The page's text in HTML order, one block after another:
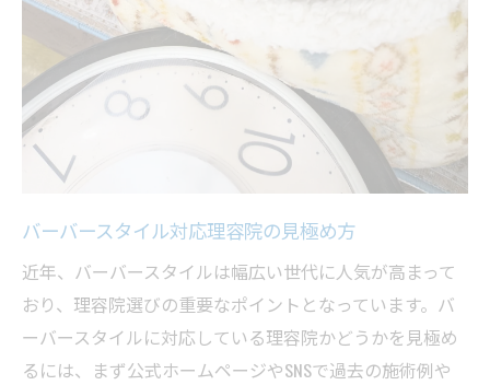
バーバースタイル対応理容院の見極め方
近年、バーバースタイルは幅広い世代に人気が高まって
おり、理容院選びの重要なポイントとなっています。バ
ーバースタイルに対応している理容院かどうかを見極め
るには、まず公式ホームページやSNSで過去の施術例や